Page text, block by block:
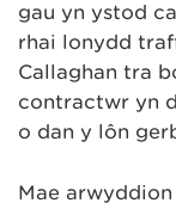
gau yn ystod
rhai lonydd
Callaghan tra
contractwr yn
o dan y lôn
Mae